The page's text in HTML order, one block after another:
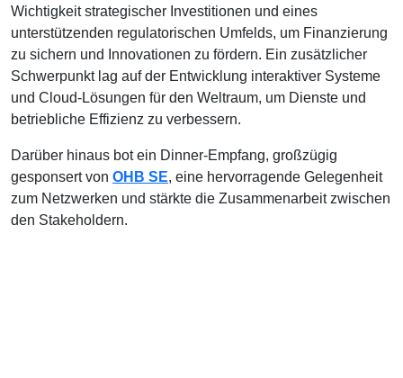
Wichtigkeit strategischer Investitionen und eines
unterstützenden regulatorischen Umfelds, um Finanzierung
zu sichern und Innovationen zu fördern. Ein zusätzlicher
Schwerpunkt lag auf der Entwicklung interaktiver Systeme
und Cloud-Lösungen für den Weltraum, um Dienste und
betriebliche Effizienz zu verbessern.
Darüber hinaus bot ein Dinner-Empfang, großzügig
gesponsert von OHB SE, eine hervorragende Gelegenheit
zum Netzwerken und stärkte die Zusammenarbeit zwischen
den Stakeholdern.